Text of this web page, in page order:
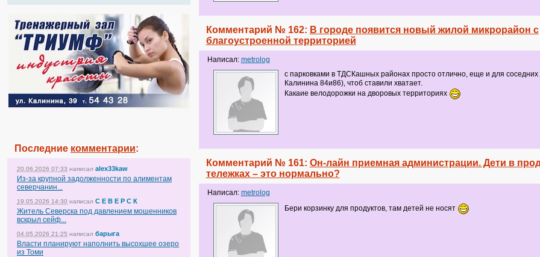
Последние комментарии:
20.06.2026 07:33 написал alex33kaw
Из-за крупной задолженности по алиментам
северчанин...
19.05.2026 14:30 написал С Е В Е Р С К
Житель Северска под давлением мошенников
вскрыл сейф...
04.05.2026 21:25 написал барыга
Власти планируют наполнить высохшее озеро
из Томи
Комментарий № 162: В городе появится новый жилой микрорайон с
благоустроенной территорией
Написал: metrolog
с парковками в ТДСКашных районах просто отлично, еще и для соседних
Калинина 84и86), чтоб ставили хватает.
Какаие велодорожки на дворовых территориях
Комментарий № 161: Он-лайн приемная администрации. Дети в
тележках – это нормально?
Написал: metrolog
Бери корзинку для продуктов, там детей не носят